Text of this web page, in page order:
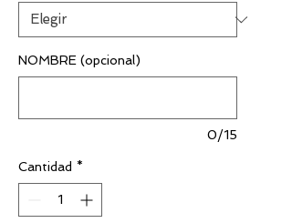
NOMBRE (opcional)
0/15
Cantidad *